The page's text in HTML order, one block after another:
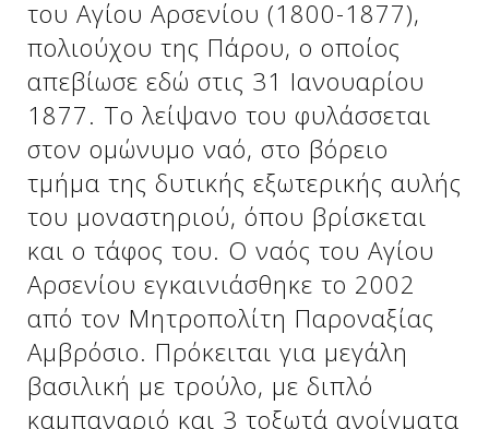
Δείτε μας:
του Αγίου Αρσενίου (1800-1877),
πολιούχου της Πάρου, ο οποίος
απεβίωσε εδώ στις 31 Ιανουαρίου
1877. Το λείψανο του φυλάσσεται
στον ομώνυμο ναό, στο βόρειο
τμήμα της δυτικής εξωτερικής αυλής
του μοναστηριού, όπου βρίσκεται
και ο τάφος του. Ο ναός του Αγίου
Αρσενίου εγκαινιάσθηκε το 2002
από τον Μητροπολίτη Παροναξίας
Αμβρόσιο. Πρόκειται για μεγάλη
βασιλική με τρούλο, με διπλό
καμπαναριό και 3 τοξωτά ανοίγματα